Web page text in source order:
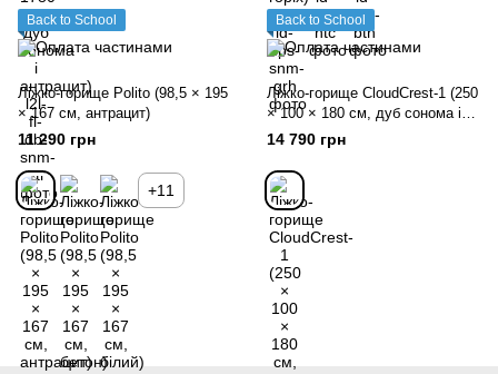
Back to School
Ліжко-горище Polito (98,5 × 195
× 167 см, антрацит)
11 290 грн
+11
Back to School
Ліжко-горище CloudCrest-1 (250
× 100 × 180 см, дуб сонома і
сіра мишка)
14 790 грн